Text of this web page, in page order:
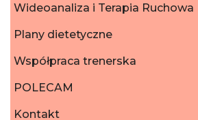
Wideoanaliza i Terapia Ruchowa
Plany dietetyczne
Współpraca trenerska
POLECAM
Kontakt